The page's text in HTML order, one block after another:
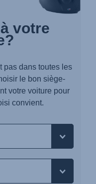
votre
pas dans toutes les
le bon siège-
votre voiture pour
convient.